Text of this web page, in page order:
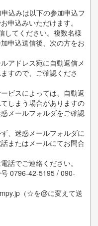
込みは以下の参加申込フ
申込みいただけます。
してください。複数名様
申込送信後、次の方をお
アドレス宛に自動返信メ
すので、ご確認くださ
ビスによっては、自動返
しまう場合がありますの
メールフォルダをご確認
、迷惑メールフォルダに
またはメールにてお問合
話でご連絡ください。
0796-42-5195 / 090-
（☆を@に変えて送